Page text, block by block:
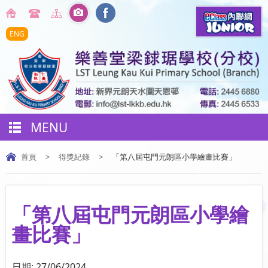
ENG
MENU
首頁 > 得獎紀錄 > 「第八屆屯門元朗區小學繪畫比賽」
「第八屆屯門元朗區小學繪
畫比賽」